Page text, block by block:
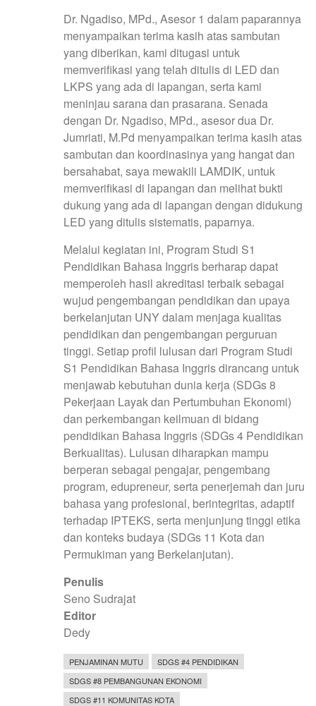
Dr. Ngadiso, MPd., Asesor 1 dalam paparannya
menyampaikan terima kasih atas sambutan
yang diberikan, kami ditugasi untuk
memverifikasi yang telah ditulis di LED dan
LKPS yang ada di lapangan, serta kami
meninjau sarana dan prasarana. Senada
dengan Dr. Ngadiso, MPd., asesor dua Dr.
Jumriati, M.Pd menyampaikan terima kasih atas
sambutan dan koordinasinya yang hangat dan
bersahabat, saya mewakili LAMDIK, untuk
memverifikasi di lapangan dan melihat bukti
dukung yang ada di lapangan dengan didukung
LED yang ditulis sistematis, paparnya.
Melalui kegiatan ini, Program Studi S1
Pendidikan Bahasa Inggris berharap dapat
memperoleh hasil akreditasi terbaik sebagai
wujud pengembangan pendidikan dan upaya
berkelanjutan UNY dalam menjaga kualitas
pendidikan dan pengembangan perguruan
tinggi. Setiap profil lulusan dari Program Studi
S1 Pendidikan Bahasa Inggris dirancang untuk
menjawab kebutuhan dunia kerja (SDGs 8
Pekerjaan Layak dan Pertumbuhan Ekonomi)
dan perkembangan keilmuan di bidang
pendidikan Bahasa Inggris (SDGs 4 Pendidikan
Berkualitas). Lulusan diharapkan mampu
berperan sebagai pengajar, pengembang
program, edupreneur, serta penerjemah dan juru
bahasa yang profesional, berintegritas, adaptif
terhadap IPTEKS, serta menjunjung tinggi etika
dan konteks budaya (SDGs 11 Kota dan
Permukiman yang Berkelanjutan).
Penulis
Seno Sudrajat
Editor
Dedy
PENJAMINAN MUTU
SDGS #4 PENDIDIKAN
SDGS #8 PEMBANGUNAN EKONOMI
SDGS #11 KOMUNITAS KOTA